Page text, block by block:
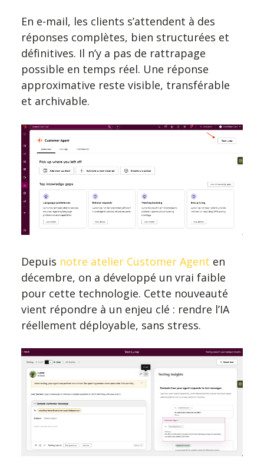
En e-mail, les clients s’attendent à des
réponses complètes, bien structurées et
définitives. Il n’y a pas de rattrapage
possible en temps réel. Une réponse
approximative reste visible, transférable
et archivable.
Depuis notre atelier Customer Agent en
décembre, on a développé un vrai faible
pour cette technologie. Cette nouveauté
vient répondre à un enjeu clé : rendre l’IA
réellement déployable, sans stress.